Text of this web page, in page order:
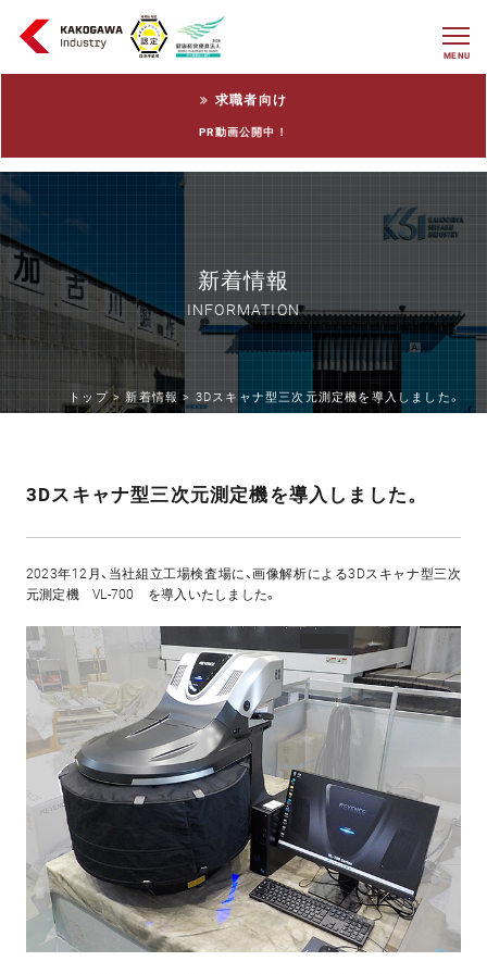
MENU
求職者向け
PR動画公開中！
新着情報
INFORMATION
トップ >新着情報 > 3Dスキャナ型三次元測定機を導入しました。
3Dスキャナ型三次元測定機を導入しました。
2023年12月、当社組立工場検査場に、画像解析による3Dスキャナ型三次
元測定機 VL-700 を導入いたしました。